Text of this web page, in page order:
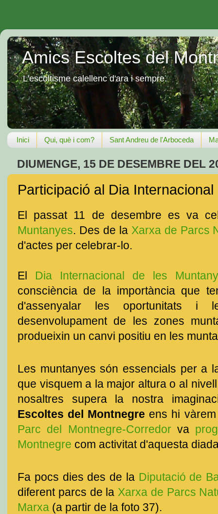
Amics Escoltes del
L'escoltisme calellenc d'ara i sempre.
Inici Qui, què i com? Sant Andreu de l'Arboceda
DIUMENGE, 15 DE DESEMBRE DEL
Participació al Dia
El passat 11 de desembre es va
Muntanyes. Des de la Xarxa de Parcs
d'actes per celebrar-lo.
El Dia Internacional de les
consciència de la importància que
d'assenyalar les oportunitats i
desenvolupament de les zones
produeixin un canvi positiu en les
Les muntanyes són essencials per a
que visquem a la major altura o al
nosaltres supera la nostra
Escoltes del Montnegre ens hi
Parc del Montnegre-Corredorva
Montnegre com activitat d'aquesta
Fa pocs dies des de la Diputació de
diferent parcs de laXarxa de Parcs
Marxa (a partir de la foto 37).